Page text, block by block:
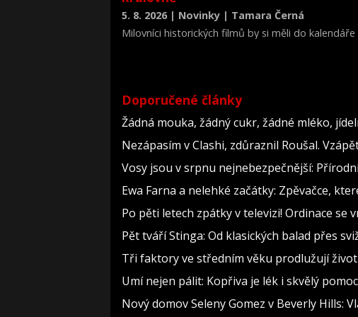
5. 8. 2026 | Novinky | Tamara Černá
Milovníci historických filmů by si měli do
Doporučené články
Žádná mouka, žádný cukr, žádné mléko,
Nezápasím v Clashi, zdůraznil Roušal.
Vosy jsou v srpnu nejnebezpečnější:
Ewa Farna a nelehké začátky: Zpěvačce,
Po pěti letech zpátky v televizi! Ordinace se
Pět tváří Stinga: Od klasických balad přes
Tři faktory ve středním věku prodlužují
Umí nejen pálit: Kopřiva je lék i skvělý
Nový domov Seleny Gomez v Beverly Hills: